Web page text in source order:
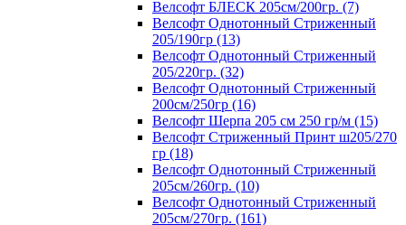
Велсофт БЛЕСК 205см/200гр. (7)
Велсофт Однотонный Стриженный
205/190гр (13)
Велсофт Однотонный Стриженный
205/220гр. (32)
Велсофт Однотонный Стриженный
200см/250гр (16)
Велсофт Шерпа 205 см 250 гр/м (15)
Велсофт Стриженный Принт ш205/270
гр (18)
Велсофт Однотонный Стриженный
205см/260гр. (10)
Велсофт Однотонный Стриженный
205см/270гр. (161)